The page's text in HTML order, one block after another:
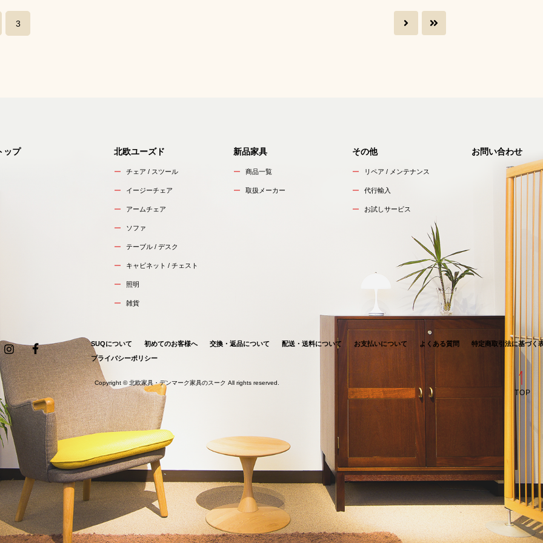
3
ップ 北欧ユーズド
チェア / スツール
イージーチェア
アームチェア
ソファ
テーブル / デスク
キャビネット / チェスト
照明
雑貨
新品家具
商品一覧
取扱メーカー
その他
リペア / メンテナンス
代行輸入
お試しサービス
お問い合わせ
SUQについて 初めてのお客様へ 交換・返品について 配送・送料について お支払いについて よくある質問
特定商取引法に基づく
プライバシーポリシー
Copyright ©北欧家具・デンマーク家具のスーク All rights reserved.